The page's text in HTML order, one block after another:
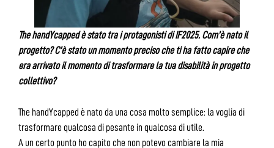
The handYcapped è stato tra i protagonisti di IF2025. Com’è nato il
progetto? C’è stato un momento preciso che ti ha fatto capire che
era arrivato il momento di trasformare la tua disabilità in progetto
collettivo?
The handYcapped è nato da una cosa molto semplice: la voglia di
trasformare qualcosa di pesante in qualcosa di utile.
A un certo punto ho capito che non potevo cambiare la mia